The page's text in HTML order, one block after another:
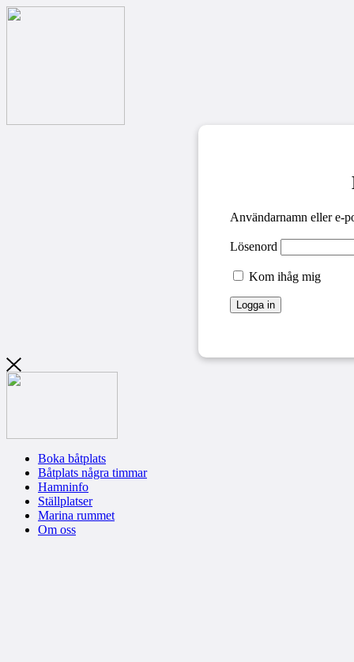
Användarnamn eller e-
Lösenord
Kom ihåg mig
Boka båtplats
Båtplats några timmar
Hamninfo
Ställplatser
Marina rummet
Om oss